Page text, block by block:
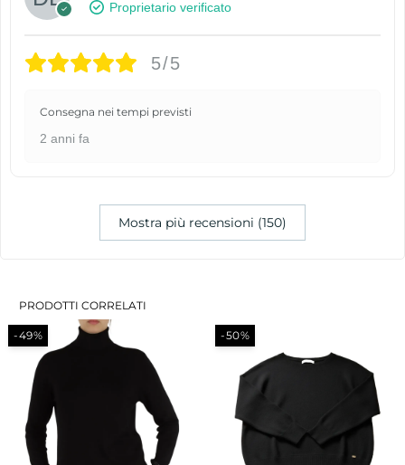
Proprietario verificato
5/5
Consegna nei tempi previsti
2 anni fa
Mostra più recensioni (150)
PRODOTTI CORRELATI
-50% -49%